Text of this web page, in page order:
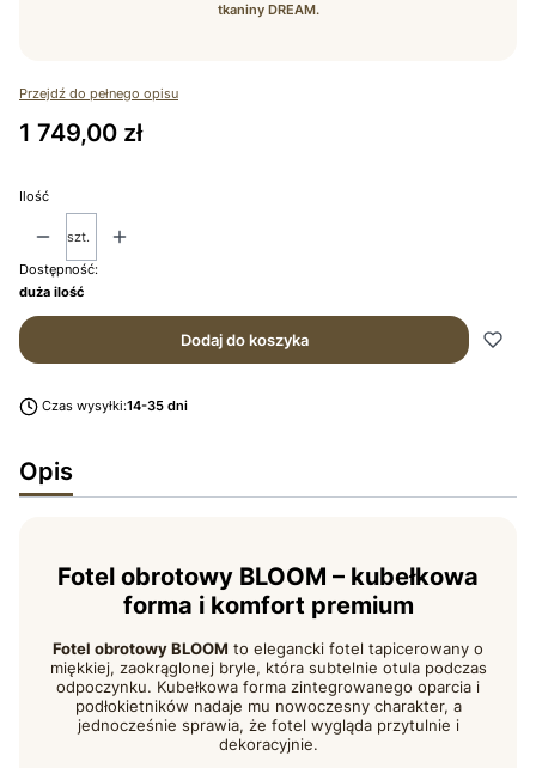
tkaniny DREAM.
Przejdź do pełnego opisu
Cena
1 749,00 zł
Ilość
szt.
Dostępność:
duża ilość
Dodaj do koszyka
Czas wysyłki:14-35 dni
Opis
Fotel obrotowy BLOOM – kubełkowa
forma i komfort premium
Fotel obrotowy BLOOM to elegancki fotel tapicerowany o
miękkiej, zaokrąglonej bryle, która subtelnie otula podczas
odpoczynku. Kubełkowa forma zintegrowanego oparcia i
podłokietników nadaje mu nowoczesny charakter, a
jednocześnie sprawia, że fotel wygląda przytulnie i
dekoracyjnie.